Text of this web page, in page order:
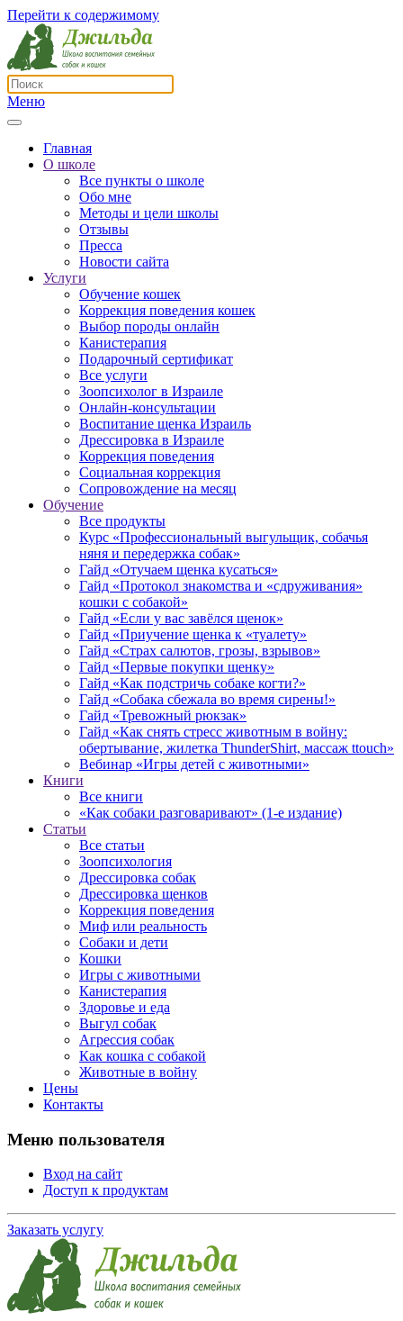
Перейти к содержимому
Меню
Главная
О школе
Все пункты о школе
Обо мне
Методы и цели школы
Отзывы
Пресса
Новости сайта
Услуги
Обучение кошек
Коррекция поведения кошек
Выбор породы онлайн
Канистерапия
Подарочный сертификат
Все услуги
Зоопсихолог в Израиле
Онлайн-консультации
Воспитание щенка Израиль
Дрессировка в Израиле
Коррекция поведения
Социальная коррекция
Сопровождение на месяц
Обучение
Все продукты
Курс «Профессиональный выгульщик, собачья
няня и передержка собак»
Гайд «Отучаем щенка кусаться»
Гайд «Протокол знакомства и «сдруживания»
кошки с собакой»
Гайд «Если у вас завёлся щенок»
Гайд «Приучение щенка к «туалету»
Гайд «Страх салютов, грозы, взрывов»
Гайд «Первые покупки щенку»
Гайд «Как подстричь собаке когти?»
Гайд «Собака сбежала во время сирены!»
Гайд «Тревожный рюкзак»
Гайд «Как снять стресс животным в войну:
обертывание, жилетка ThunderShirt, массаж ttouch»
Вебинар «Игры детей с животными»
Книги
Все книги
«Как собаки разговаривают» (1-е издание)
Статьи
Все статьи
Зоопсихология
Дрессировка собак
Дрессировка щенков
Коррекция поведения
Миф или реальность
Собаки и дети
Кошки
Игры с животными
Канистерапия
Здоровье и еда
Выгул собак
Агрессия собак
Как кошка с собакой
Животные в войну
Цены
Контакты
Меню пользователя
Вход на сайт
Доступ к продуктам
Заказать услугу